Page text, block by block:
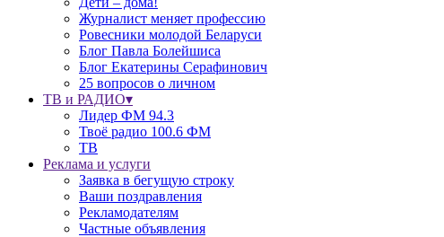
Журналист меняет профессию
Ровесники молодой Беларуси
Блог Павла Болейшиса
Блог Екатерины Серафинович
25 вопросов о личном
ТВ и РАДИО▾
Лидер ФМ 94.3
Твоё радио 100.6 ФМ
ТВ
Реклама и услуги
Заявка в бегущую строку
Ваши поздравления
Рекламодателям
Частные объявления